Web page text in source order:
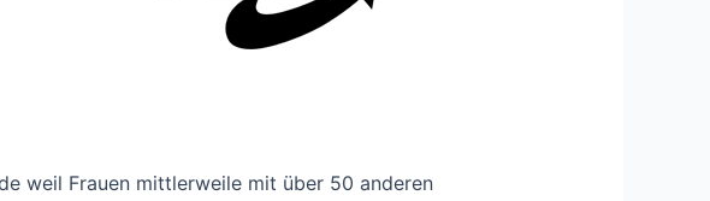
weil Frauen mittlerweile mit über 50 anderen